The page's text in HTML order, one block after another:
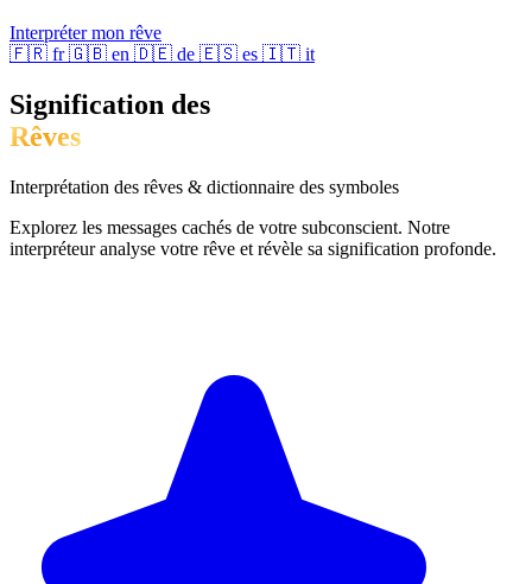
Interpréter mon rêve
🇫🇷 fr 🇬🇧 en 🇩🇪 de 🇪🇸 es 🇮🇹 it
Signification des
Rêves
Interprétation des rêves & dictionnaire des symboles
Explorez les messages cachés de votre subconscient. Notre
interpréteur analyse votre rêve et révèle sa signification profonde.